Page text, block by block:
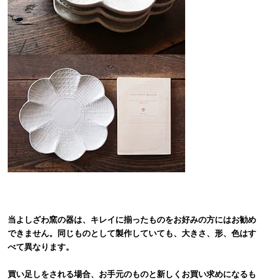
当よしざわ窯の器は、キレイに揃ったものをお好みの方にはお勧め
できません。同じものとして製作していても、大きさ、形、色はす
べて異なります。
買い足しをされる場合、お手元のものと新しくお買い求めになるも